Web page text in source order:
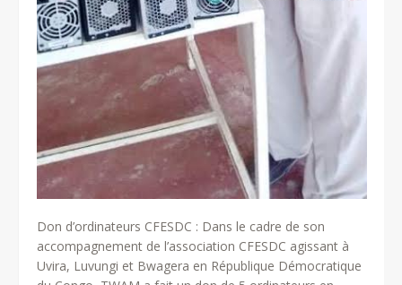
Don d’ordinateurs CFESDC : Dans le cadre de son
accompagnement de l’association CFESDC agissant à
Uvira, Luvungi et Bwagera en République Démocratique